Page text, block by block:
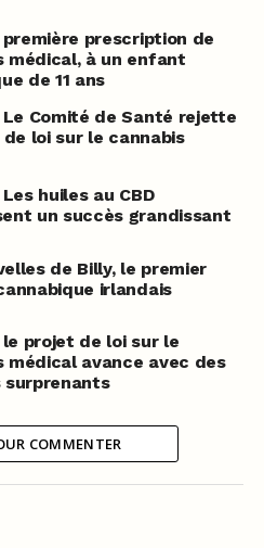
prescription de
médical, à un enfant
de 11 ans
Comité de Santé rejette
loi sur le cannabis
huiles au CBD
un succès grandissant
de Billy, le premier
irlandais
projet de loi sur le
médical avance avec des
surprenants
COMMENTER